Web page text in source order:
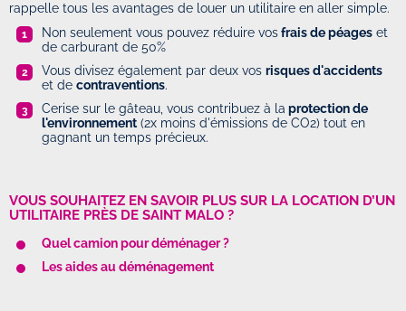
rappelle tous les avantages de louer un utilitaire en aller simple.
Non seulement vous pouvez réduire vosfrais de péages et
de carburant de 50%
Vous divisez également par deux vos risques d'accidents
et de contraventions.
Cerise sur le gâteau, vous contribuez à la protection de
l'environnement (2x moins d'émissions de CO2) tout en
gagnant un temps précieux.
VOUS SOUHAITEZ EN SAVOIR PLUS SUR LA LOCATION D’UN
UTILITAIRE PRÈS DE SAINT MALO ?
Quel camion pour déménager ?
Les aides au déménagement